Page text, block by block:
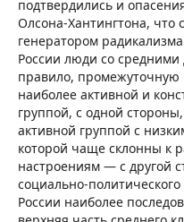
подтвердились и
Олсона-Хантингтона, что
генератором
России люди со
правило,
наиболее активной и
группой, с одной
активной группой с
которой чаще склонны к
настроениям — с другой
социально-
России наиболее